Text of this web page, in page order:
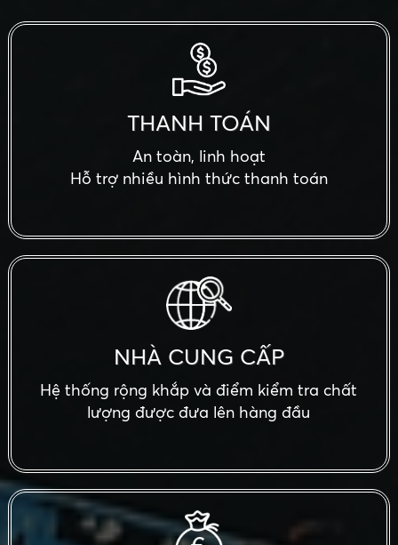
THANH TOÁN
An toàn, linh hoạt
Hỗ trợ nhiều hình thức thanh toán
NHÀ CUNG CẤP
Hệ thống rộng khắp và điểm kiểm tra chất
lượng được đưa lên hàng đầu